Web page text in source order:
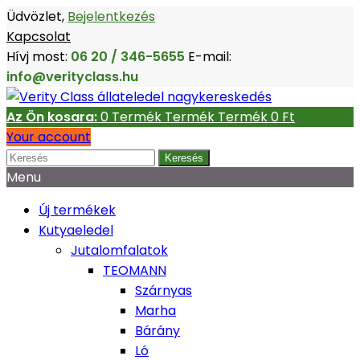
Üdvözlet, Bejelentkezés
Kapcsolat
Hívj most: 06 20 / 346-5655 E-mail:
info@verityclass.hu
Az Ön kosara:0 Termék Termék Termék0 Ft‎
Your account
Keresés
Menu
Új termékek
Kutyaeledel
Jutalomfalatok
TEOMANN
Szárnyas
Marha
Bárány
Ló